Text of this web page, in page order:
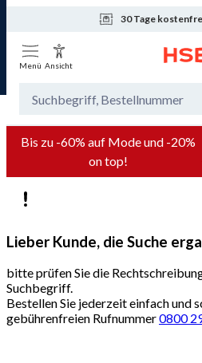
30 Tage
Menü Ansicht
Bis zu -60% auf Mode und -20%
on top!
Lieber Kunde, die Suche
bitte prüfen Sie die
Suchbegriff.
Bestellen Sie jederzeit einfach und
gebührenfreien Rufnummer0800